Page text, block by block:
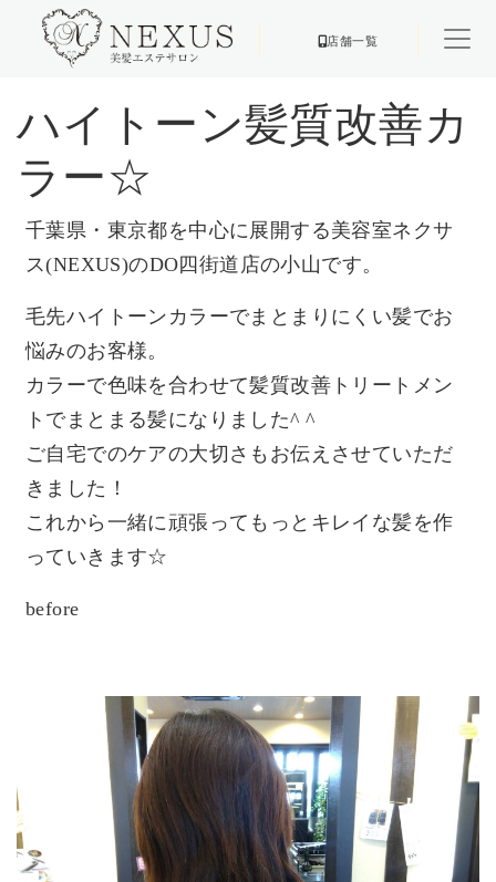
店舗一覧
ハイトーン髪質改善カ
ラー☆
千葉県・東京都を中心に展開する美容室ネクサ
ス(NEXUS)のDO四街道店の小山です。
毛先ハイトーンカラーでまとまりにくい髪でお
悩みのお客様。
カラーで色味を合わせて髪質改善トリートメン
トでまとまる髪にな りました^ ^
ご自宅でのケアの大切さもお伝えさせていただ
きました！
これから一緒に頑張ってもっとキレイな髪を作
っていきます☆
before